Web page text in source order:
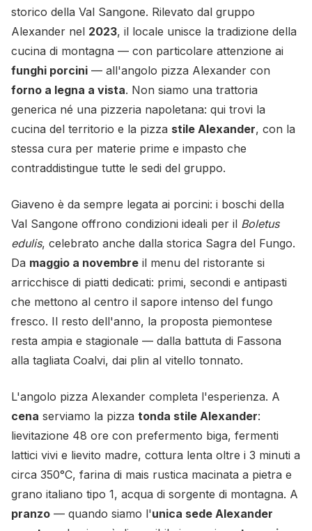
storico della Val Sangone. Rilevato dal gruppo
Alexander nel 2023, il locale unisce la tradizione della
cucina di montagna — con particolare attenzione ai
funghi porcini — all'angolo pizza Alexander con
forno a legna a vista. Non siamo una trattoria
generica né una pizzeria napoletana: qui trovi la
cucina del territorio e la pizza stile Alexander, con la
stessa cura per materie prime e impasto che
contraddistingue tutte le sedi del gruppo.
Giaveno è da sempre legata ai porcini: i boschi della
Val Sangone offrono condizioni ideali per il Boletus
edulis, celebrato anche dalla storica Sagra del Fungo.
Da maggio a novembre il menu del ristorante si
arricchisce di piatti dedicati: primi, secondi e antipasti
che mettono al centro il sapore intenso del fungo
fresco. Il resto dell'anno, la proposta piemontese
resta ampia e stagionale — dalla battuta di Fassona
alla tagliata Coalvi, dai plin al vitello tonnato.
L'angolo pizza Alexander completa l'esperienza. A
cena serviamo la pizza tonda stile Alexander:
lievitazione 48 ore con prefermento biga, fermenti
lattici vivi e lievito madre, cottura lenta oltre i 3 minuti a
circa 350°C, farina di mais rustica macinata a pietra e
grano italiano tipo 1, acqua di sorgente di montagna. A
pranzo — quando siamo l'unica sede Alexander